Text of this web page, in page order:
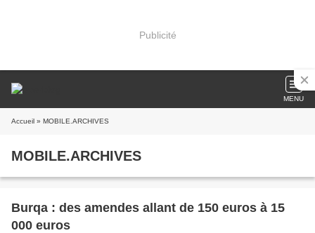
Publicité
MENU
Accueil » MOBILE.ARCHIVES
MOBILE.ARCHIVES
Burqa : des amendes allant de 150 euros à 15
000 euros